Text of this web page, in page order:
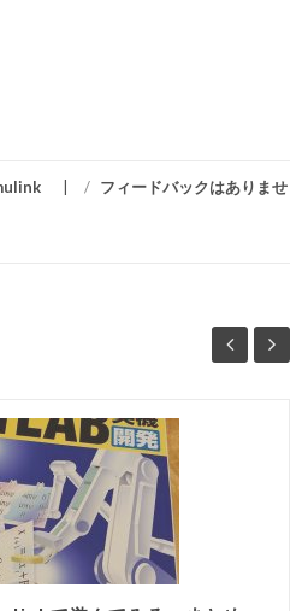
/ フィードバックはありませ